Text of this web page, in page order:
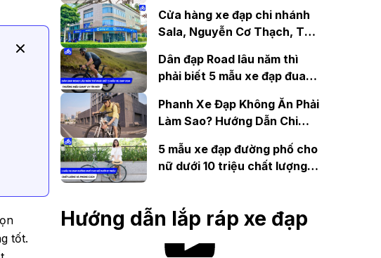
tốt.
Cửa hàng xe đạp chi nhánh
Sala, Nguyễn Cơ Thạch, Thủ
Dân đạp Road lâu năm thì
phải biết 5 mẫu xe đạp đua
Phanh Xe Đạp Không Ăn Phải
Làm Sao? Hướng Dẫn Chi
5 mẫu xe đạp đường phố cho
nữ dưới 10 triệu chất lượng
Hướng dẫn lắp ráp xe đạp